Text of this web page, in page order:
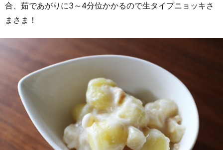
合、茹であがりに3～4分位かかるので生タイプニョッキさ
まさま！